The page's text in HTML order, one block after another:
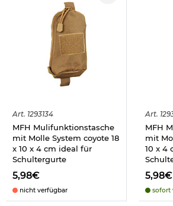
Art. 1293134
MFH Mulifunktionstasche
mit Molle System coyote 18
x 10 x 4 cm ideal für
Schultergurte
5,98€
nicht verfügbar
Art.
MFH
mit
10 x 4
5,98€
sofort